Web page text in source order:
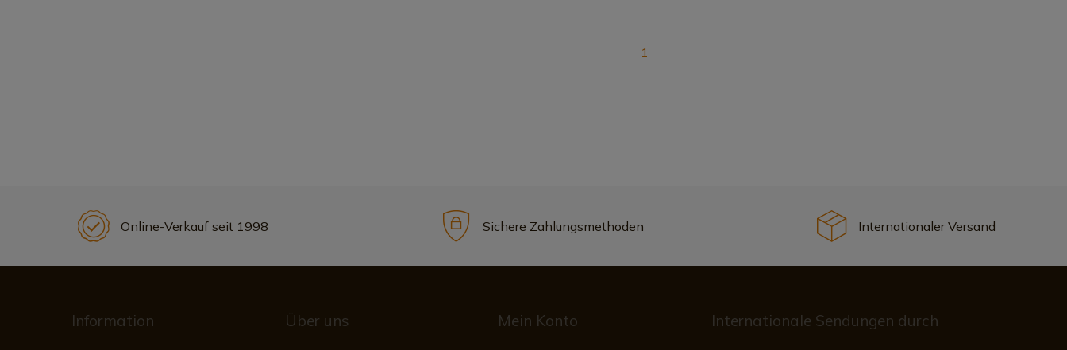
1
Online-Verkauf seit 1998 Sichere Zahlungsmethoden Internationaler Versand
Information Über uns Mein Konto Internationale Sendungen durch